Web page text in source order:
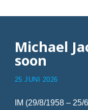
Michael
soon
25 JUNI 2026
IM (29/8/1958 –